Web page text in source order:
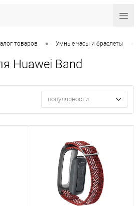
товаров • Умные часы и браслеты
Huawei Band
популярности